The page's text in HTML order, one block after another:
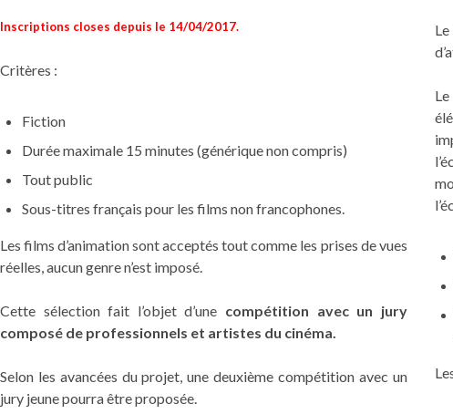
Inscriptions closes depuis le 14/04/2017.
Critères :
Fiction
Durée maximale 15 minutes (générique non compris)
Tout public
Sous-titres français pour les films non francophones.
Les films d’animation sont acceptés tout comme les prises de vues
réelles, aucun genre n’est imposé.
Cette sélection fait l’objet d’une compétition avec un jury
composé de professionnels et artistes du cinéma.
Selon les avancées du projet, une deuxième compétition avec un
jury jeune pourra être proposée.